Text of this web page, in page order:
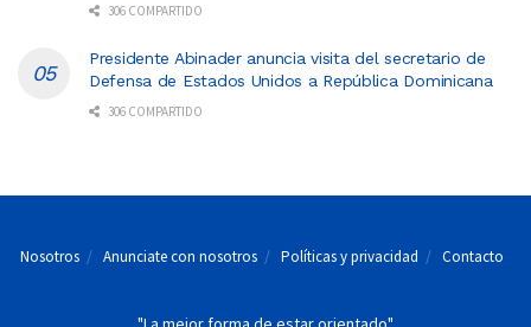
306 COMPARTIDO
Presidente Abinader anuncia visita del secretario de
Defensa de Estados Unidos a República Dominicana
306 COMPARTIDO
Nosotros Anunciate con nosotros Políticas y privacidad Contacto